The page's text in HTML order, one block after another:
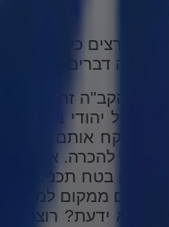
רצים כל הזמן.
הרבה דברים
הקב"ה זה על
כל יהודי באשר
לוקח אותם. אבל
נגיע להכרה.
העולם ואחרי כסף וביזנס כל היום,
אותם ממקום
שלא ידעת? רוצה